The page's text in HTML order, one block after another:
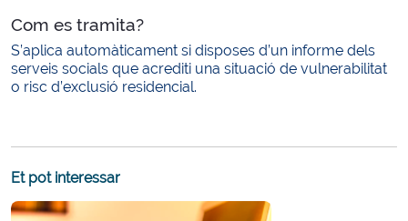
Com es tramita?
S’aplica automàticament si disposes d’un informe dels
serveis socials que acrediti una situació de vulnerabilitat
o risc d’exclusió residencial.
Et pot interessar